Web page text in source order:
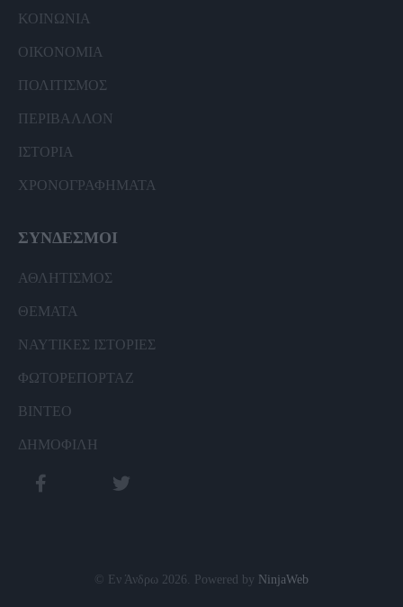
ΚΟΙΝΩΝΙΑ
ΟΙΚΟΝΟΜΙΑ
ΠΟΛΙΤΙΣΜΟΣ
ΠΕΡΙΒΑΛΛΟΝ
ΙΣΤΟΡΙΑ
ΧΡΟΝΟΓΡΑΦΗΜΑΤΑ
ΣΥΝΔΕΣΜΟΙ
ΑΘΛΗΤΙΣΜΟΣ
ΘΕΜΑΤΑ
ΝΑΥΤΙΚΕΣ ΙΣΤΟΡΙΕΣ
ΦΩΤΟΡΕΠΟΡΤΑΖ
ΒΙΝΤΕΟ
ΔΗΜΟΦΙΛΗ
© Εν Άνδρω 2026. Powered by NinjaWeb